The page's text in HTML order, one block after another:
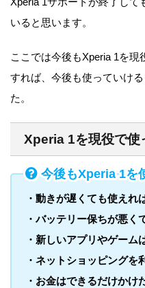
いると思います。
ここでは今後もXperia 1を
すれば、今後も使っていけ
た。
Xperia 1を現役で使
今後もXperia 1を
・動きが遅くても使えれ
・バッテリー保ちが悪く
・新しいアプリやゲーム
・ネットショッピングを
・お金はできるだけかけ